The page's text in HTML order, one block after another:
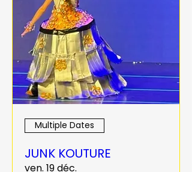
Multiple Dates
JUNK KOUTURE
ven. 19 déc.